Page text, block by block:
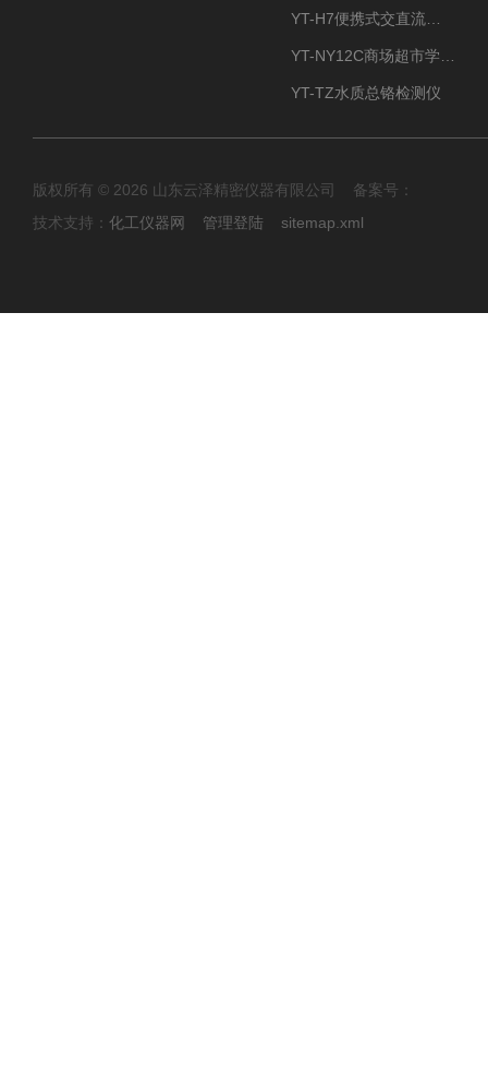
YT-TZ水质总铬检测仪
版权所有 © 2026 山东云泽精密仪器有限公司 备案号：
技术支持： 化工仪器网 管理登陆 sitemap.xml